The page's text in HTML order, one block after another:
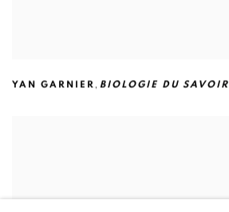
YAN GARNIER , BIOLOGIE DU SAVOIR